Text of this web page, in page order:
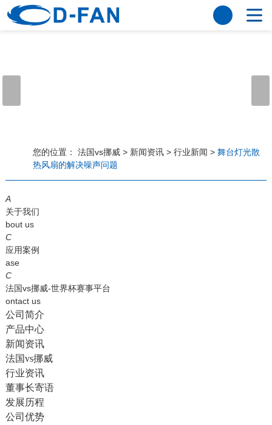
法国vs挪威
应用案例
工程案例
解决方案
新闻资讯
法国vs挪威
行业资讯
常见问题
法国vs挪威-世界杯赛事平台
您的位置： 法国vs挪威> 新闻资讯> 行业新闻 > 舞台灯光散
热风扇的解决噪声问题
A
关于我们
bout us
C
应用案例
ase
C
法国vs挪威-世界杯赛事平台
ontact us
公司简介
产品中心
新闻资讯
法国vs挪威
行业资讯
董事长寄语
发展历程
公司优势